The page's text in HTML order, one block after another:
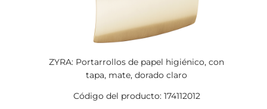
ZYRA: Portarrollos de papel higiénico, con
tapa, mate, dorado claro
Código del producto: 174112012